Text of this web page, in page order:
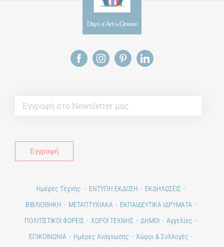
Ημέρες Τέχνης ΕΝΤΥΠΗ ΕΚΔΟΣΗ
ΕΚΔΗΛΩΣΕΙΣ
ΒΙΒΛΙΟΘΗΚΗ
ΜΕΤΑΠΤΥΧΙΑΚΑ
ΕΚΠΑΙΔΕΥΤΙΚΑ ΙΔΡΥΜΑΤΑ
ΠΟΛΙΤΙΣΤΙΚΟΙ ΦΟΡΕΙΣ
ΧΩΡΟΙ ΤΕΧΝΗΣ ΔΗΜΟΙ
Αγγελίες
ΕΠΙΚΟΙΝΩΝΙΑ
Ημέρες Ανάγνωσης
Χώροι & Συλλογές